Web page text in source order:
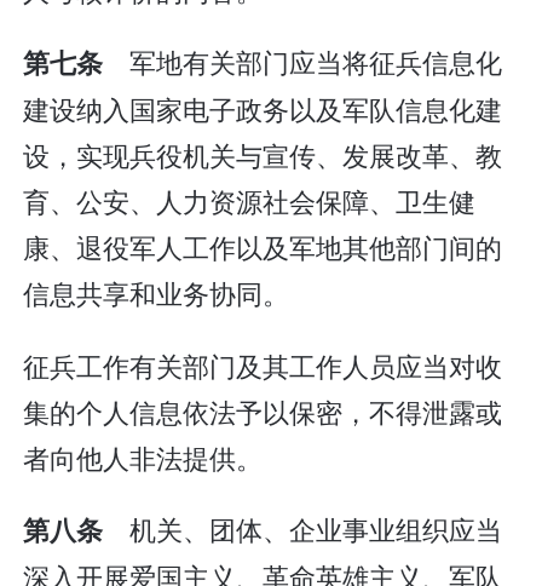
第七条 军地有关部门应当将征兵信息化
建设纳入国家电子政务以及军队信息化建
设，实现兵役机关与宣传、发展改革、教
育、公安、人力资源社会保障、卫生健
康、退役军人工作以及军地其他部门间的
信息共享和业务协同。
征兵工作有关部门及其工作人员应当对收
集的个人信息依法予以保密，不得泄露或
者向他人非法提供。
第八条 机关、团体、企业事业组织应当
深入开展爱国主义、革命英雄主义、军队